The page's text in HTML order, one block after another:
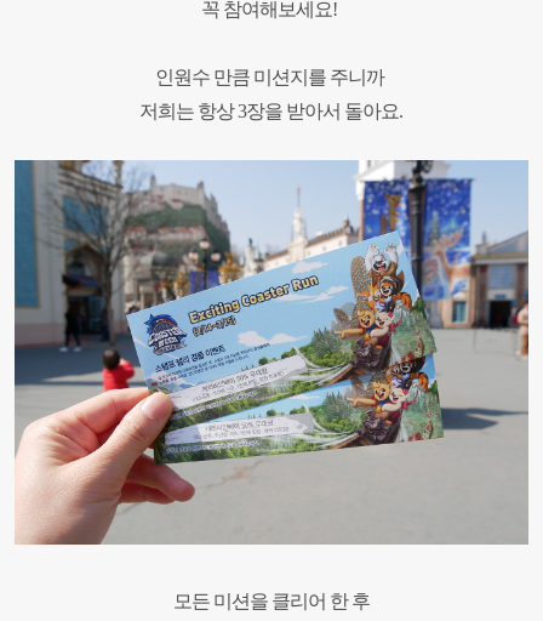
꼭 참여해보세요!
인원수 만큼 미션지를 주니까
저희는 항상 3장을 받아서 돌아요.
모든 미션을 클리어 한 후